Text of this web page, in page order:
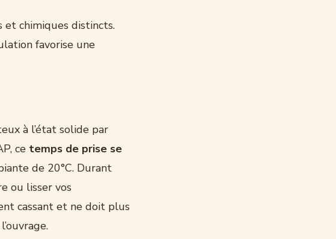
et chimiques distincts.
favorise une
à l’état solide par
ce temps de prise se
de 20°C. Durant
ou lisser vos
cassant et ne doit plus